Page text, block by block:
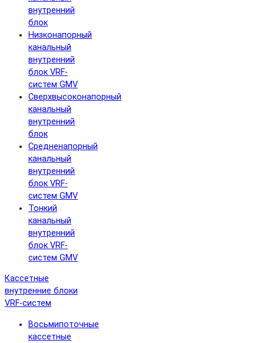
внутренний
блок
Низконапорный
канальный
внутренний
блок VRF-
систем GMV
Сверхвысоконапорный
канальный
внутренний
блок
Средненапорный
канальный
внутренний
блок VRF-
систем GMV
Тонкий
канальный
внутренний
блок VRF-
систем GMV
Кассетные
внутренние блоки
VRF-систем
Восьмипоточные
кассетные